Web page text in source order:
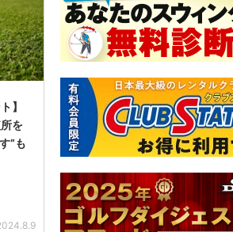
】
を
”も